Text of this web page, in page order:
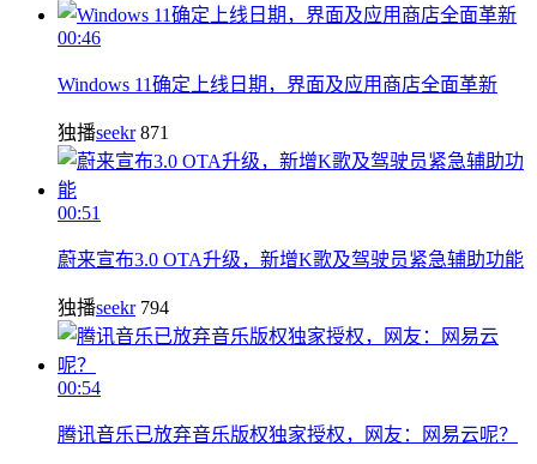
00:46
Windows 11确定上线日期，界面及应用商店全面革新
独播seekr 871
00:51
蔚来宣布3.0 OTA升级，新增K歌及驾驶员紧急辅助功能
独播seekr 794
00:54
腾讯音乐已放弃音乐版权独家授权，网友：网易云呢？